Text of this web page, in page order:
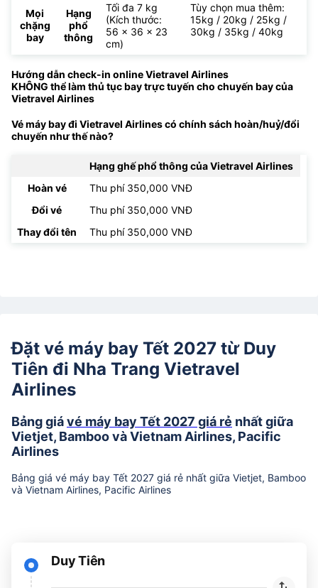
Mọi
chặng
bay
Hạng
phổ
thông
Tối đa 7 kg
(Kích thước:
56 x 36 x 23
cm)
Tùy chọn mua thêm:
15kg / 20kg / 25kg /
30kg / 35kg / 40kg
Hướng dẫn check-in online Vietravel Airlines
KHÔNG thể làm thủ tục bay trực tuyến cho chuyến bay của
Vietravel Airlines
Vé máy bay đi Vietravel Airlines có chính sách hoàn/huỷ/đổi
chuyến như thế nào?
Hạng ghế phổ thông của Vietravel Airlines
Hoàn vé
Thu phí 350,000 VNĐ
Đổi vé
Thu phí 350,000 VNĐ
Thay đổi tên
Thu phí 350,000 VNĐ
Đặt vé máy bay Tết 2027 từ Duy
Tiên đi Nha Trang Vietravel
Airlines
Bảng giávé máy bay Tết 2027 giá rẻ nhất giữa
Vietjet, Bamboo và Vietnam Airlines, Pacific
Airlines
Bảng giá vé máy bay Tết 2027 giá rẻ nhất giữa Vietjet, Bamboo
và Vietnam Airlines, Pacific Airlines
Duy Tiên